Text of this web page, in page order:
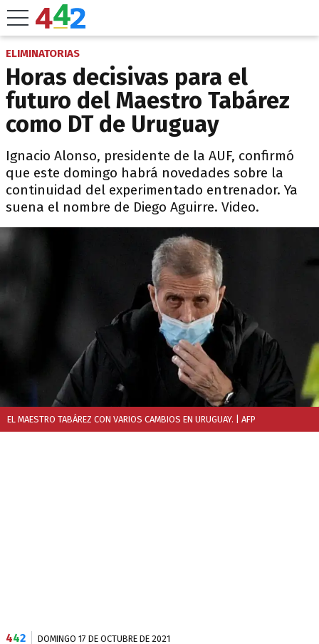
ELIMINATORIAS
Horas decisivas para el
futuro del Maestro Tabárez
como DT de Uruguay
Ignacio Alonso, presidente de la AUF, confirmó
que este domingo habrá novedades sobre la
continuidad del experimentado entrenador. Ya
suena el nombre de Diego Aguirre. Video.
EL MAESTRO TABÁREZ CON VARIOS CAMBIOS EN URUGUAY. | AFP
442 DOMINGO 17 DE OCTUBRE DE 2021